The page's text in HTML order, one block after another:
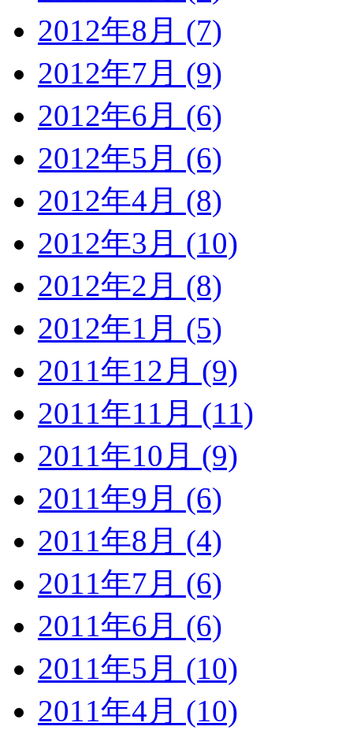
2012年8月 (7)
2012年7月 (9)
2012年6月 (6)
2012年5月 (6)
2012年4月 (8)
2012年3月 (10)
2012年2月 (8)
2012年1月 (5)
2011年12月 (9)
2011年11月 (11)
2011年10月 (9)
2011年9月 (6)
2011年8月 (4)
2011年7月 (6)
2011年6月 (6)
2011年5月 (10)
2011年4月 (10)